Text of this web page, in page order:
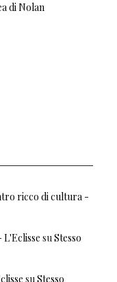
di Nolan
ricco di cultura -
suStesso
suStesso